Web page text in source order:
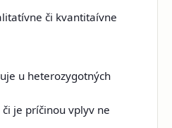
či kvantitaívne
u heterozygotných
je príčinou vplyv ne